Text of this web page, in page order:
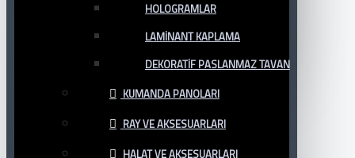
HOLOGRAMLAR
LAMINANT KAPLAMA
DEKORATIF PASLANMAZ TAVAN
KUMANDA PANOLARI
RAY VE AKSESUARLARI
HALAT VE AKSESUARLARI